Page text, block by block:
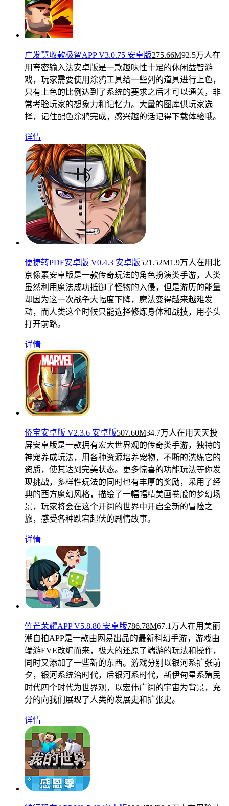
广发慧收款极智APP V3.0.75 安卓版275.66M92.5万人在
用夸密输入法安卓版是一款趣味性十足的休闲益智游
戏，玩家需要使用涂鸦工具给一些列的道具进行上色，
只有上色的比例达到了系统的要求之后才可以通关，非
常考验玩家的想象力和记忆力。大量的图库供玩家选
择，记住配色涂鸦完成，感兴趣的话记得下载体验哦。
详情
便捷转PDF安卓版 V0.4.3 安卓版521.52M1.9万人在用北
京像素安卓版是一款传奇玩法的角色扮演类手游，人类
虽然利用魔法成功抵御了怪物的入侵，但是游历的能量
却因为这一次战争大幅度下降，魔法变得越来越难发
动，而人类这个时候只能选择修炼身体和战技，用拳头
打开前路。
详情
侨宝安卓版 V2.3.6 安卓版507.60M34.7万人在用 天天投
屏安卓版是一款拥有宏大世界观的传奇类手游，独特的
神宠养成玩法，用各种资源培养宠物，不断的洗练它的
资质，使其达到完美状态。更多惊喜的功能玩法等你发
现挑战，多样性玩法的同时也有丰厚的奖励，采用了经
典的西方魔幻风格，描绘了一幅幅精美画卷般的梦幻场
景，玩家将会在这个开阔的世界中开启全新的冒险之
旅，感受各种跌宕起伏的剧情故事。
详情
竹芒荣耀APP V5.8.80 安卓版786.78M67.1万人在用美丽
潮自拍APP是一款由网易出品的最新科幻手游，游戏由
端游EVE改编而来，极大的还原了端游的玩法和操作，
同时又添加了一些新的东西。游戏分别以银河系扩张前
夕，银河系统治时代，后银河系时代，新伊甸星系殖民
时代四个时代为世界观，以宏伟广阔的宇宙为背景，充
分的向我们展现了人类的发展史和扩张史。
详情